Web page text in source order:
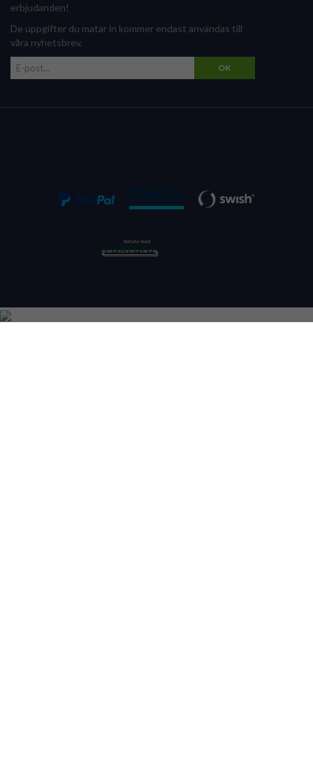
erbjudanden!
De uppgifter du matar in kommer endast användas till
våra nyhetsbrev.
OK